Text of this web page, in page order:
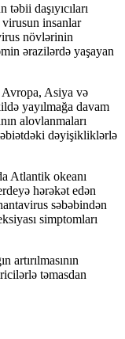
daşıyıcıları
virusun insanlar
növlərinin
ərazilərdə yaşayan
Avropa, Asiya və
yayılmağa davam
alovlanmaları
dəyişikliklərlə
Atlantik okeanı
hərəkət edən
səbəbindən
simptomları
artırılmasının
təmasdan